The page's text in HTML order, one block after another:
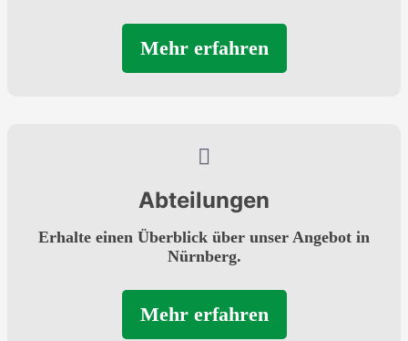
Mehr erfahren
Abteilungen
Erhalte einen Überblick über unser Angebot in
Nürnberg.
Mehr erfahren